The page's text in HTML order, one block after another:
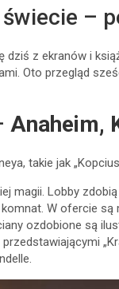
–
dziś z ekranów i
Oto przegląd
Anaheim,
takie jak
magii. Lobby
W ofercie są
ozdobione są